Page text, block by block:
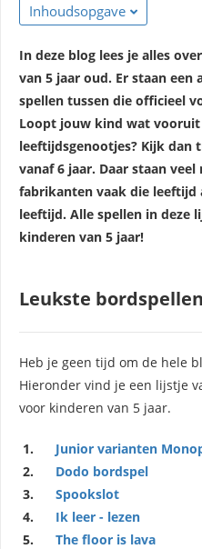
Inhoudsopgave
In deze blog lees je alles
van 5 jaar oud. Er staan
spellen tussen die officieel
Loopt jouw kind wat
leeftijdsgenootjes? Kijk dan
vanaf 6 jaar. Daar staan
fabrikanten vaak die leeftijd
leeftijd. Alle spellen in deze
kinderen van 5 jaar!
Leukste
Heb je geen tijd om de hele
Hieronder vind je een lijstje
voor kinderen van 5 jaar.
Junior varianten
Dodo bordspel
Spookslot
Ik leer - lezen
The floor is lava